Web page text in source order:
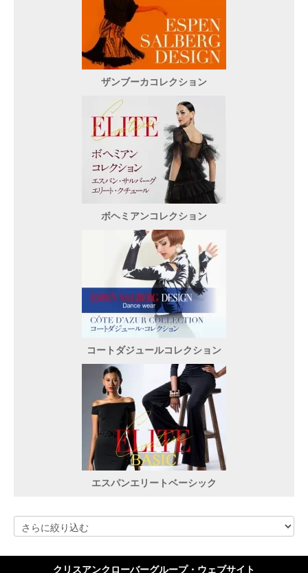
ザンブーカコレクション
ボヘミアンコレクション
コートダジュールコレクション
エスパンエリートベーシック
クリスアンクローバーグループ・ウェブサイト